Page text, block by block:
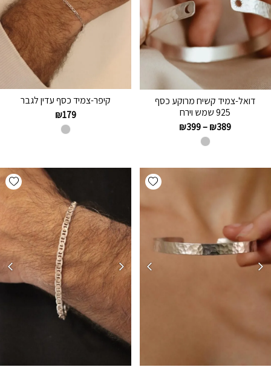
דואל-צמיד קשיח מרוקע כסף
925 שמש וירח
₪389
–
₪399
קיפר-צמיד כסף עדין לגבר
₪179
Add wishlist